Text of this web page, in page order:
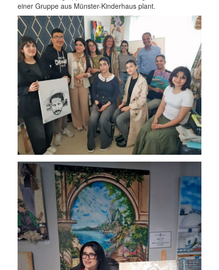
einer Gruppe aus Münster-Kinderhaus plant.